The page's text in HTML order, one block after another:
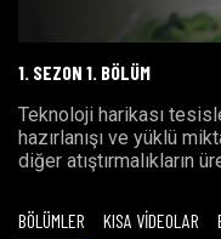
1. SEZON 1. BÖLÜM
Teknoloji harikası
hazırlanışı ve yüklü
diğer atıştırmalıkların
BÖLÜMLER KISA VİDEOLAR